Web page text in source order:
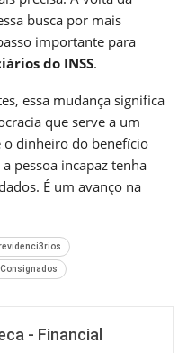
busca por mais
importante para
do INSS.
essa mudança significa
que serve a um
o dinheiro do benefício
pessoa incapaz tenha
É um avanço na
- Financial